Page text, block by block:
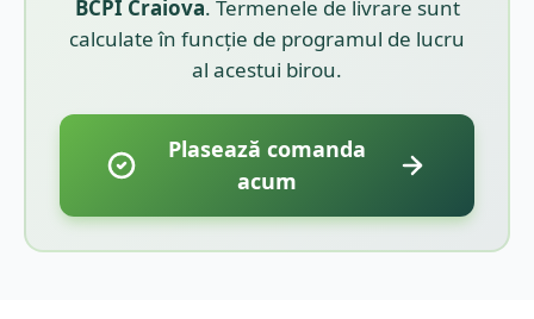
BCPI Craiova. Termenele de livrare sunt
calculate în funcție de programul de lucru
al acestui birou.
Plasează comanda
acum